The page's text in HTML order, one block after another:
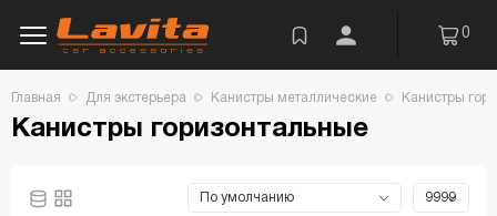
0
Главная Для экстерьера Канистры металлические Канистры
Канистры горизонтальные